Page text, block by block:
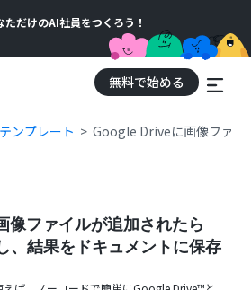
だけのAI社員をつくろう！
無料で始める
ンプレート Google Driveに画像ファイ
ファイルが追加されたら
、結果をドキュメントに保存